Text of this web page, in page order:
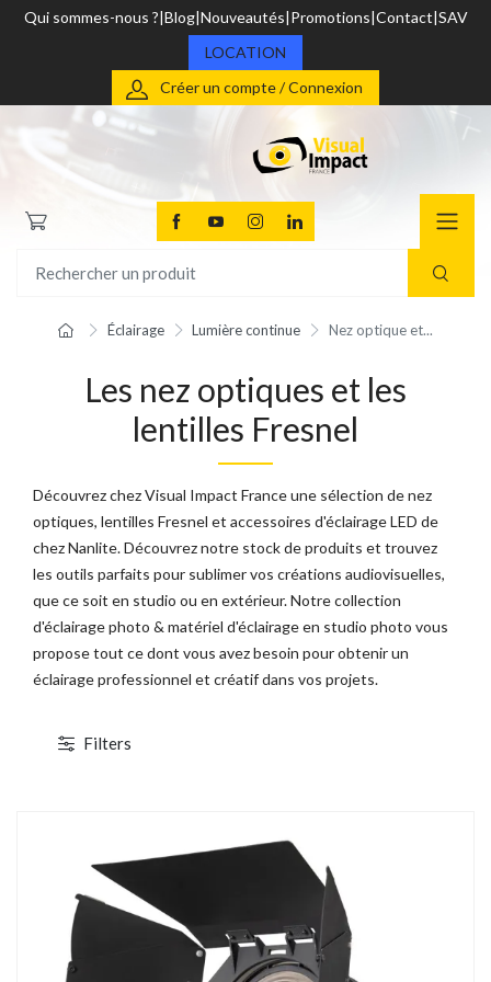
Qui sommes-nous ? Blog Nouveautés Promotions Contact SAV
LOCATION
Créer un compte / Connexion
Éclairage Lumière continue Nez optique et...
DÉSTOCKAGE
Les nez optiques et les
lentilles Fresnel
Découvrez chez Visual Impact France une sélection de nez
optiques, lentilles Fresnel et accessoires d'éclairage LED de
chez Nanlite. Découvrez notre stock de produits et trouvez
les outils parfaits pour sublimer vos créations audiovisuelles,
que ce soit en studio ou en extérieur. Notre collection
d'éclairage photo & matériel d'éclairage en studio photo vous
propose tout ce dont vous avez besoin pour obtenir un
éclairage professionnel et créatif dans vos projets.
Filters